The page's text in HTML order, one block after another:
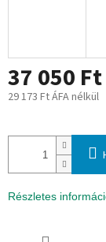
37 050 Ft
29 173 Ft ÁFA nélkül
Részletes